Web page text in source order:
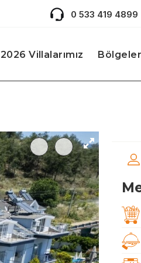
0 533 419 4899
2026 Villalarımız Bölgeler